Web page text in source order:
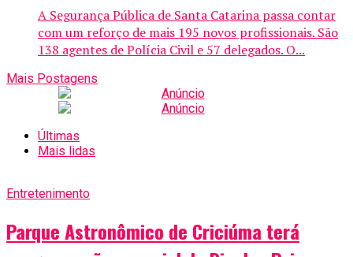
A Segurança Pública de Santa Catarina passa contar
com um reforço de mais 195 novos profissionais. São
138 agentes de Polícia Civil e 57 delegados. O...
Mais Postagens
Últimas
Mais lidas
Entretenimento
Parque Astronômico de Criciúma terá